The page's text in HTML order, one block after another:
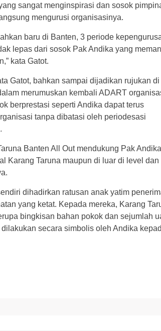
sangat menginspirasi dan sosok
mengurusi organisasinya.
baru di Banten, 3 periode
lepas dari sosok Pak Andika yang
kata Gatot.
Gatot, bahkan sampai dijadikan rujukan di
merumuskan kembali ADART
berprestasi seperti Andika dapat terus
tanpa dibatasi oleh periodesasi
Banten All Out mendukung Pak Andika
Karang Taruna maupun di luar di level dan
dihadirkan ratusan anak yatim
yang ketat. Kepada mereka, Karang
bingkisan bahan pokok dan sejumlah
secara simbolis oleh Andika